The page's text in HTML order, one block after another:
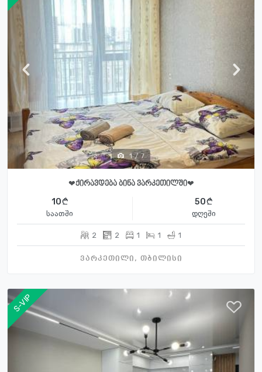
1 / 7
❤️ქირავდება ბინა ვარკეთილში❤️
10
საათში
50
დღეში
2 2 1 1 1
ვარკეთილი, თბილისი
S-VIP